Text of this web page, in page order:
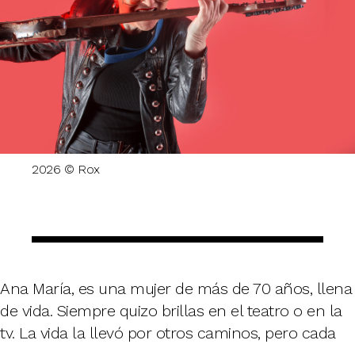
2026 © Rox
Ana María, es una mujer de más de 70 años, llena
de vida. Siempre quizo brillas en el teatro o en la
tv. La vida la llevó por otros caminos, pero cada